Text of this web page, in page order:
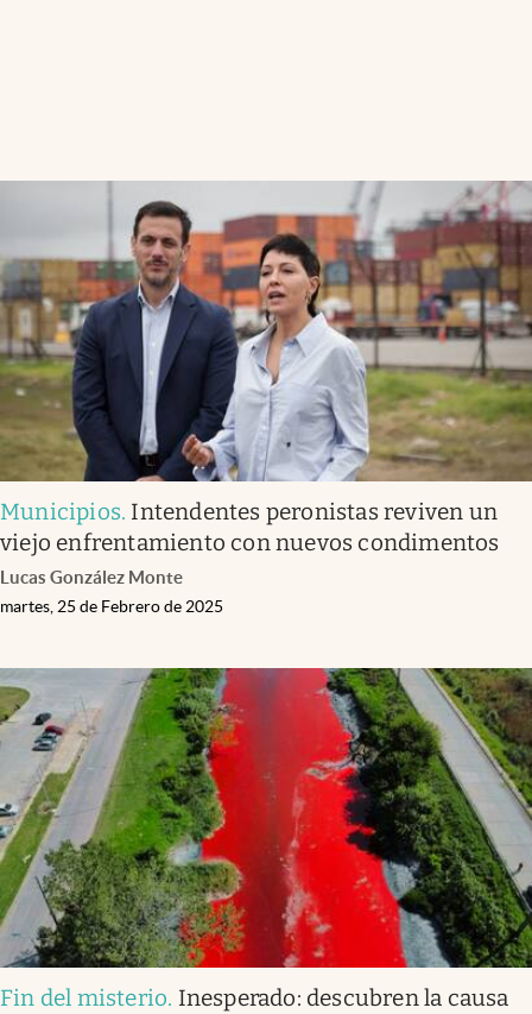
Municipios. Intendentes peronistas reviven un
viejo enfrentamiento con nuevos condimentos
Lucas González Monte
martes, 25 de Febrero de 2025
Fin del misterio. Inesperado: descubren la causa